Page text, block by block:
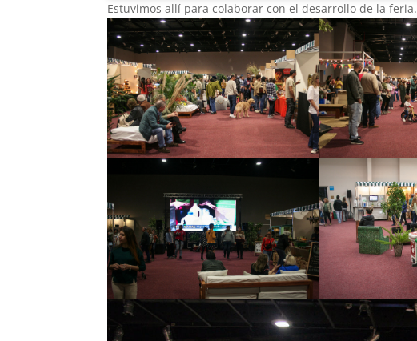
Estuvimos allí para colaborar con el desarrollo de la feria.